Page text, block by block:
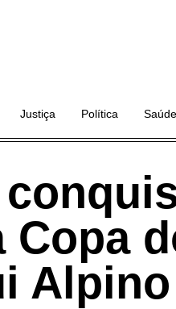
Justiça Política Saúde
Copa